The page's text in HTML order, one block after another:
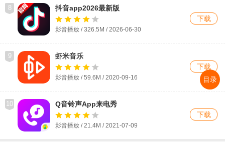
8 抖音app2026最新版
影音播放 / 326.5M / 2026-06-30
下载
9 虾米音乐
影音播放 / 59.6M / 2020-09-16
下载
10 Q音铃声App来电秀
影音播放 / 21.4M / 2021-07-09
下载
目录